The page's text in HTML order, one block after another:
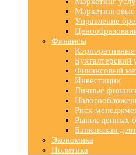
Маркетинговые
Управление
Финансы
Бухгалтерский
Финансовый
Инвестиции
Личные
Риск-
Рынок ценных
Банковская
Экономика
Политика